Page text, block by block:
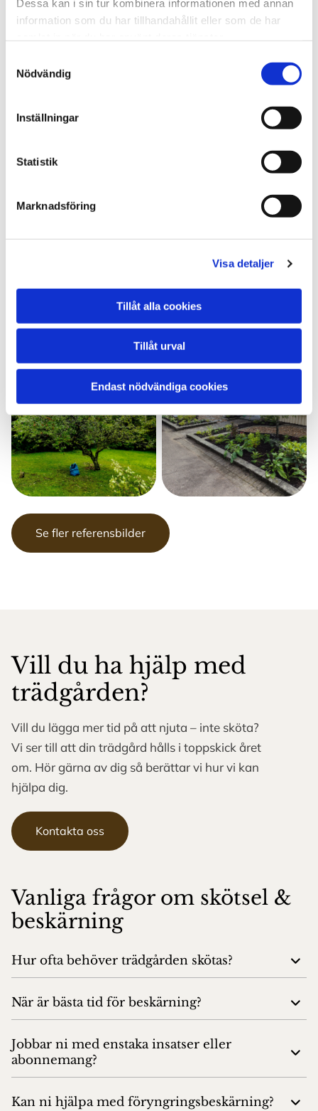
Dessa kan i sin tur kombinera informationen med annan
information som du har tillhandahållit eller som de har
Nödvändig
Inställningar
Statistik
Marknadsföring
Visa detaljer
Tillåt alla cookies
Tillåt urval
Endast nödvändiga cookies
förbättrat och format.
Se fler referensbilder
Vill du ha hjälp med
trädgården?
Vill du lägga mer tid på att njuta – inte sköta?
Vi ser till att din trädgård hålls i toppskick året
om. Hör gärna av dig så berättar vi hur vi kan
hjälpa dig.
Kontakta oss
Vanliga frågor om skötsel &
beskärning
Hur ofta behöver trädgården skötas?
När är bästa tid för beskärning?
Jobbar ni med enstaka insatser eller
abonnemang?
Kan ni hjälpa med föryngringsbeskärning?